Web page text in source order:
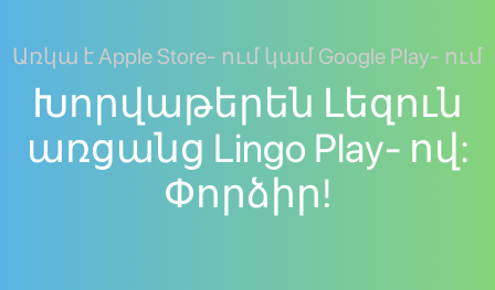
Առկա է Apple Store- ում կամ Google Play- ում
Խորվաթերեն Լեզուն
առցանց Lingo Play- ով:
Փորձիր!